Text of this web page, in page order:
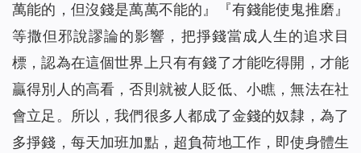
萬能的，但沒錢是萬萬不能的』『有錢能使鬼推磨』
等撒但邪說謬論的影響，把掙錢當成人生的追求目
標，認為在這個世界上只有有錢了才能吃得開，才能
贏得別人的高看，否則就被人貶低、小瞧，無法在社
會立足。所以，我們很多人都成了金錢的奴隸，為了
多掙錢，每天加班加點，超負荷地工作，即使身體生